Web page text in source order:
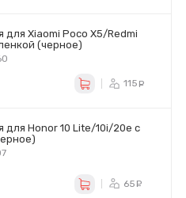
для Xiaomi Poco X5/Redmi
(черное)
115
для Honor 10 Lite/10i/20e с
65